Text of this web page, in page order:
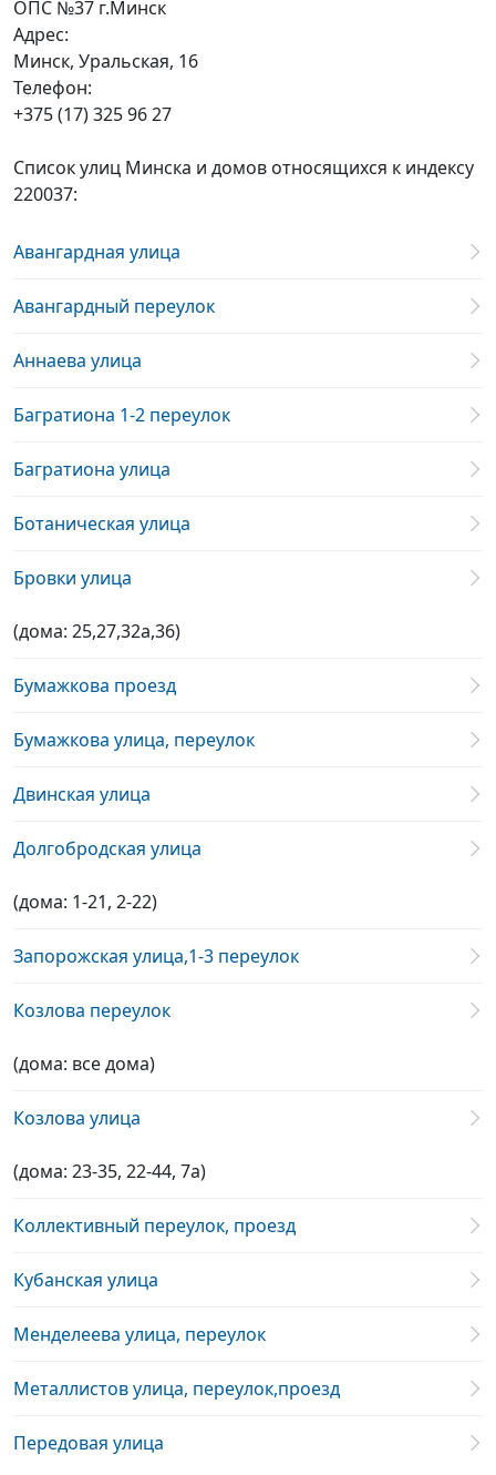
ОПС №37 г.Минск
Адрес:
Минск, Уральская, 16
Телефон:
+375 (17) 325 96 27
Список улиц Минска и домов относящихся к индексу
220037:
Авангардная улица
Авангардный переулок
Аннаева улица
Багратиона 1-2 переулок
Багратиона улица
Ботаническая улица
Бровки улица
(дома: 25,27,32а,36)
Бумажкова проезд
Бумажкова улица, переулок
Двинская улица
Долгобродская улица
(дома: 1-21, 2-22)
Запорожская улица,1-3 переулок
Козлова переулок
(дома: все дома)
Козлова улица
(дома: 23-35, 22-44, 7а)
Коллективный переулок, проезд
Кубанская улица
Менделеева улица, переулок
Металлистов улица, переулок,проезд
Передовая улица